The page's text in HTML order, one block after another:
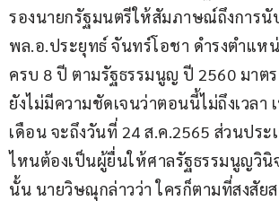
รองนายกรัฐมนตรีให้สัมภาษณ์ถึงการนั
พล.อ.ประยุทธ์ จันทร์โอชา ดำรงตำแห
ครบ 8 ปี ตามรัฐธรรมนูญ ปี 2560 มาต
ยังไม่มีความชัดเจนว่าตอนนี้ไม่ถึงเวลา
เดือน จะถึงวันที่ 24 ส.ค.2565 ส่วนปร
ไหนต้องเป็นผู้ยื่นให้ศาลรัฐธรรมนูญวินิ
นั้น นายวิษณุกล่าวว่า ใครก็ตามที่สงสัยส